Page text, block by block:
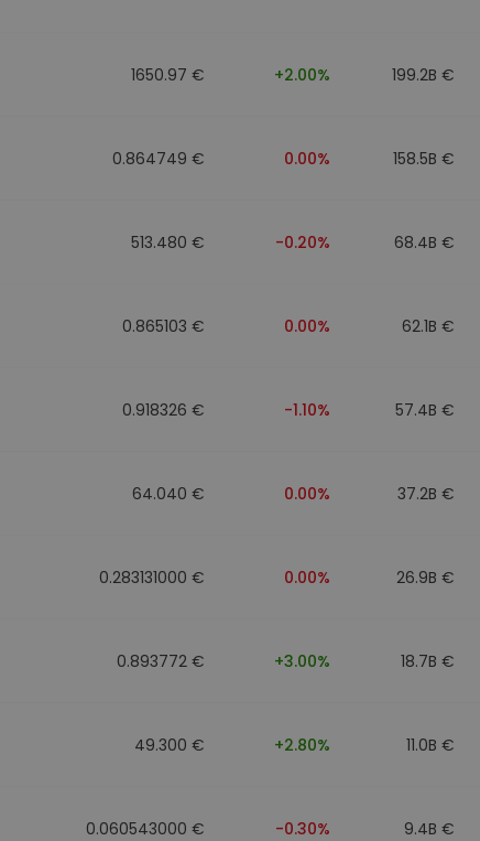
1650.97 € +2.00% 199.2B €
0.864749 € 0.00% 158.5B €
513.480 € -0.20% 68.4B €
0.865103 € 0.00% 62.1B €
0.918326 € -1.10% 57.4B €
64.040 € 0.00% 37.2B €
0.283131000 € 0.00% 26.9B €
0.893772 € +3.00% 18.7B €
49.300 € +2.80% 11.0B €
0.060543000 € -0.30% 9.4B €